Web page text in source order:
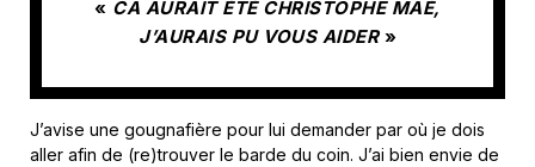
« CA AURAIT ÉTÉ CHRISTOPHE MAÉ,
J’AURAIS PU VOUS AIDER»
J’avise une gougnafière pour lui demander par où je dois
aller afin de (re)trouver le barde du coin. J’ai bien envie de